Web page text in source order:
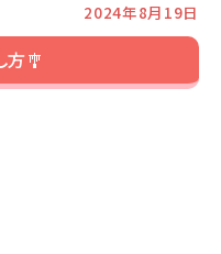
2024年8月19日
方🎐